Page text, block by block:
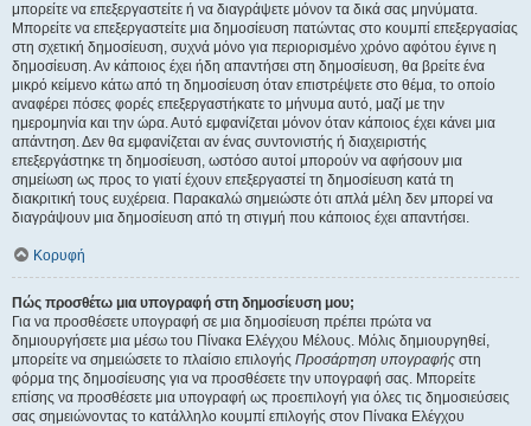
μπορείτε να επεξεργαστείτε ή να διαγράψετε μόνον τα δικά σας μηνύματα.
Μπορείτε να επεξεργαστείτε μια δημοσίευση πατώντας στο κουμπί επεξεργασίας
στη σχετική δημοσίευση, συχνά μόνο για περιορισμένο χρόνο αφότου έγινε η
δημοσίευση. Αν κάποιος έχει ήδη απαντήσει στη δημοσίευση, θα βρείτε ένα
μικρό κείμενο κάτω από τη δημοσίευση όταν επιστρέψετε στο θέμα, το οποίο
αναφέρει πόσες φορές επεξεργαστήκατε το μήνυμα αυτό, μαζί με την
ημερομηνία και την ώρα. Αυτό εμφανίζεται μόνον όταν κάποιος έχει κάνει μια
απάντηση. Δεν θα εμφανίζεται αν ένας συντονιστής ή διαχειριστής
επεξεργάστηκε τη δημοσίευση, ωστόσο αυτοί μπορούν να αφήσουν μια
σημείωση ως προς το γιατί έχουν επεξεργαστεί τη δημοσίευση κατά τη
διακριτική τους ευχέρεια. Παρακαλώ σημειώστε ότι απλά μέλη δεν μπορεί να
διαγράψουν μια δημοσίευση από τη στιγμή που κάποιος έχει απαντήσει.
Κορυφή
Πώς προσθέτω μια υπογραφή στη δημοσίευση μου;
Για να προσθέσετε υπογραφή σε μια δημοσίευση πρέπει πρώτα να
δημιουργήσετε μια μέσω του Πίνακα Ελέγχου Μέλους. Μόλις δημιουργηθεί,
μπορείτε να σημειώσετε το πλαίσιο επιλογής Προσάρτηση υπογραφής στη
φόρμα της δημοσίευσης για να προσθέσετε την υπογραφή σας. Μπορείτε
επίσης να προσθέσετε μια υπογραφή ως προεπιλογή για όλες τις δημοσιεύσεις
σας σημειώνοντας το κατάλληλο κουμπί επιλογής στον Πίνακα Ελέγχου